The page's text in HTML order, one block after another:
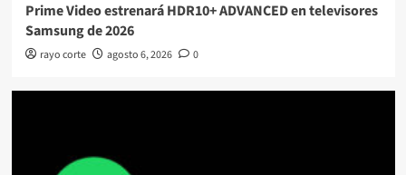
Prime Video estrenará HDR10+ ADVANCED en televisores
Samsung de 2026
rayo corte agosto 6, 2026 0